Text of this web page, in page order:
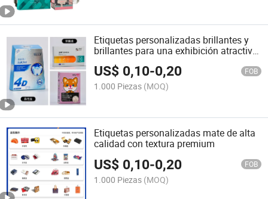
Etiquetas personalizadas brillantes y
brillantes para una exhibición atractiva
en estantes
US$ 0,10-0,20 FOB
1.000 Piezas (MOQ)
Etiquetas personalizadas mate de alta
calidad con textura premium
US$ 0,10-0,20 FOB
1.000 Piezas (MOQ)